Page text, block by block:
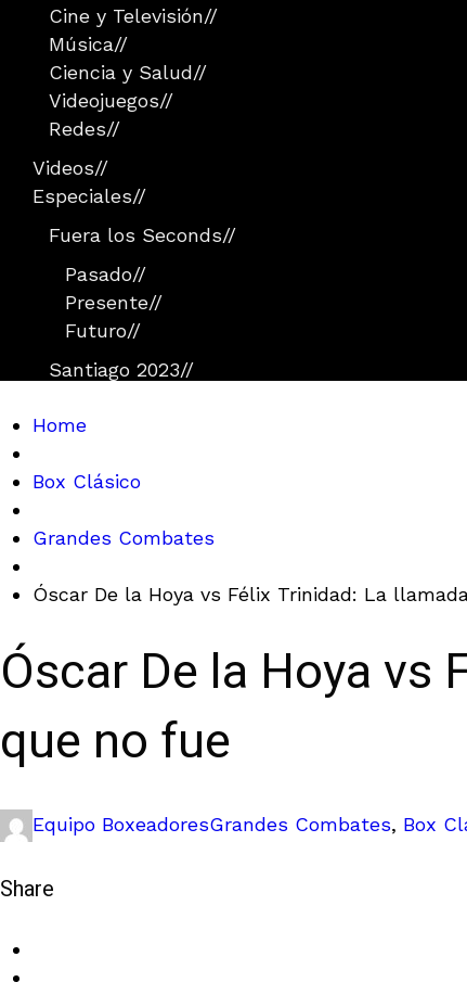
Cine y Televisión//
Música//
Ciencia y Salud//
Videojuegos//
Redes//
Videos//
Especiales//
Fuera los Seconds//
Pasado//
Presente//
Futuro//
Santiago 2023//
Home
Box Clásico
Grandes Combates
Óscar De la Hoya vs Félix Trinidad: La
Óscar De la Hoya vs
que no fue
Equipo BoxeadoresGrandes Combates, Box
Share